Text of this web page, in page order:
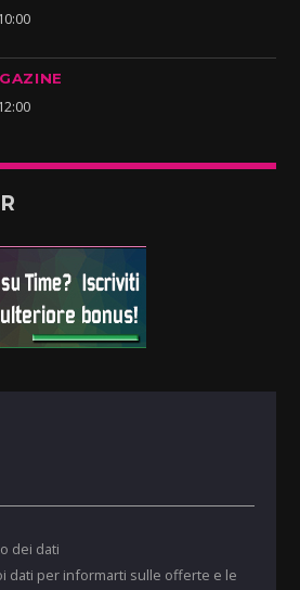
10:00
12:00
dei dati
dati per informarti sulle offerte e le